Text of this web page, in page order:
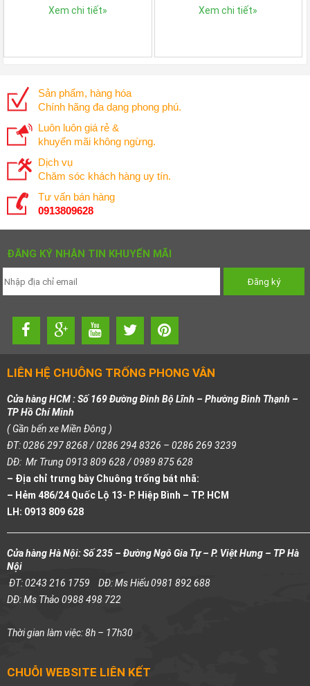
Xem chi tiết»
Xem chi tiết»
Sản phẩm, hàng hóa
Chính hãng đa dạng phong phú.
Luôn luôn giá rẻ &
khuyến mãi không ngừng.
Dịch vụ
Chăm sóc khách hàng uy tín.
Tư vấn bán hàng
0913809628
ĐĂNG KÝ NHẬN TIN KHUYẾN MÃI
LIÊN HỆ CHUÔNG TRỐNG PHONG VÂN
Cửa hàng HCM : Số 169 Đường Đinh Bộ Lĩnh – Phường Bình Thạnh –
TP Hồ Chí Minh
( Gần bến xe Miền Đông )
ĐT: 0286 297 8268 / 0286 294 8326 – 0286 269 3239
DĐ: Mr Trung 0913 809 628 / 0989 875 628
– Địa chỉ trưng bày Chuông trống bát nhã:
– Hẻm 486/24 Quốc Lộ 13- P. Hiệp Bình – TP. HCM
LH: 0913 809 628
Cửa hàng Hà Nội: Số 235 – Đường Ngô Gia Tự – P. Việt Hưng – TP Hà
Nội
ĐT: 0243 216 1759 DĐ: Ms Hiếu 0981 892 688
DĐ: Ms Thảo 0988 498 722
Thời gian làm việc: 8h – 17h30
CHUỖI WEBSITE LIÊN KẾT